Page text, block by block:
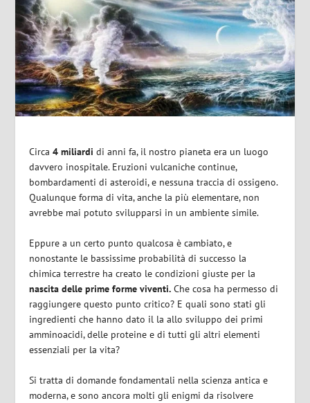
Circa4 miliardi di anni fa, il nostro pianeta era un luogo
davvero inospitale. Eruzioni vulcaniche continue,
bombardamenti di asteroidi, e nessuna traccia di ossigeno.
Qualunque forma di vita, anche la più elementare, non
avrebbe mai potuto svilupparsi in un ambiente simile.
Eppure a un certo punto qualcosa è cambiato, e
nonostante le bassissime probabilità di successo la
chimica terrestre ha creato le condizioni giuste per la
nascita delle prime forme viventi. Che cosa ha permesso di
raggiungere questo punto critico? E quali sono stati gli
ingredienti che hanno dato il la allo sviluppo dei primi
amminoacidi, delle proteine e di tutti gli altri elementi
essenziali per la vita?
Si tratta di domande fondamentali nella scienza antica e
moderna, e sono ancora molti gli enigmi da risolvere